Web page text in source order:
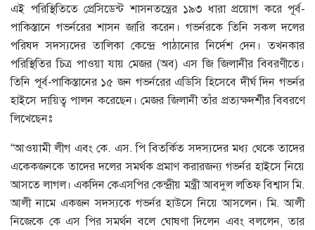
এই পরিস্থিতিতে প্রেসিডেন্ট শাসনতন্ত্রের ১৯৩ ধারা প্রয়োগ করে পূর্ব-
পাকিস্তানে গভর্নরের শাসন জারি করেন। গভর্নরকে তিনি সকল দলের
পরিষদ সদস্যদের তালিকা কেন্দ্রে পাঠানোর নির্দেশ দেন। তখনকার
পরিস্থিতির চিত্র পাওয়া যায় মেজর (অব) এস জি জিলানীর বিবরণীতে।
তিনি পূর্ব-পাকিস্তানের ১৫ জন গভর্নরের এডিসি হিসেবে দীর্ঘ দিন গভর্নর
হাইসে দায়িত্ব পালন করেছেন। মেজর জিলানী তাঁর প্রত্যক্ষদর্শীর বিবরণে
লিখেছেনঃ
“আওয়ামী লীগ এবং কে. এস. পি বিতর্কিত সদস্যদের মধ্য থেকে তাদের
একেকজনকে তাদের দলের সমর্থক প্রমাণ করারজন্য গভর্নর হাইসে নিয়ে
আসতে লাগল। একদিন কেএসপির কেন্দ্রীয় মন্ত্রী আবদুল লতিফ বিশ্বাস মি.
আলী নামে একজন সদস্যকে গভর্নর হাউসে নিয়ে আসলেন। মি. আলী
নিজেকে কে এস পির সমর্থন বলে ঘোষণা দিলেন এবং বললেন, তার